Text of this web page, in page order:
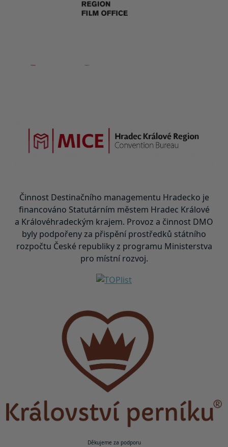
Činnost Destinačního managementu Hradecko je
financováno Statutárním městem Hradec Králové
a Královéhradeckým krajem. Provoz a činnost DMO
byly podpořeny za přispění prostředků státního
rozpočtu České republiky z programu Ministerstva
pro místní rozvoj.
Děkujeme za podporu